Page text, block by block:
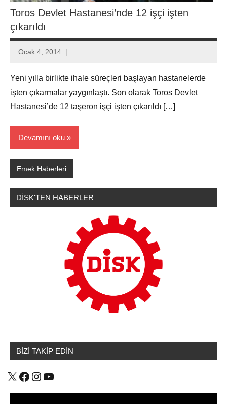
Toros Devlet Hastanesi’nde 12 işçi işten
çıkarıldı
Ocak 4, 2014
Aksu
Yeni yılla birlikte ihale süreçleri başlayan hastanelerde
işten çıkarmalar yaygınlaştı. Son olarak Toros Devlet
Hastanesi’de 12 taşeron işçi işten çıkarıldı […]
Devamını oku
Emek Haberleri
DİSK'TEN HABERLER
BİZİ TAKİP EDİN
X Facebook
Instagram
YouTube